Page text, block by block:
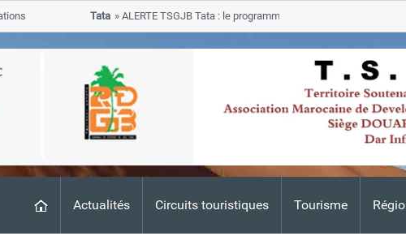
Actualités Circuits touristiques Tourisme
ALERTE TSGJB Tata : le programme de rehabilitation post-
progresse dans les zones sinistrees